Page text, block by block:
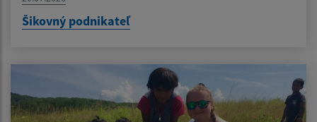
Šikovný podnikateľ